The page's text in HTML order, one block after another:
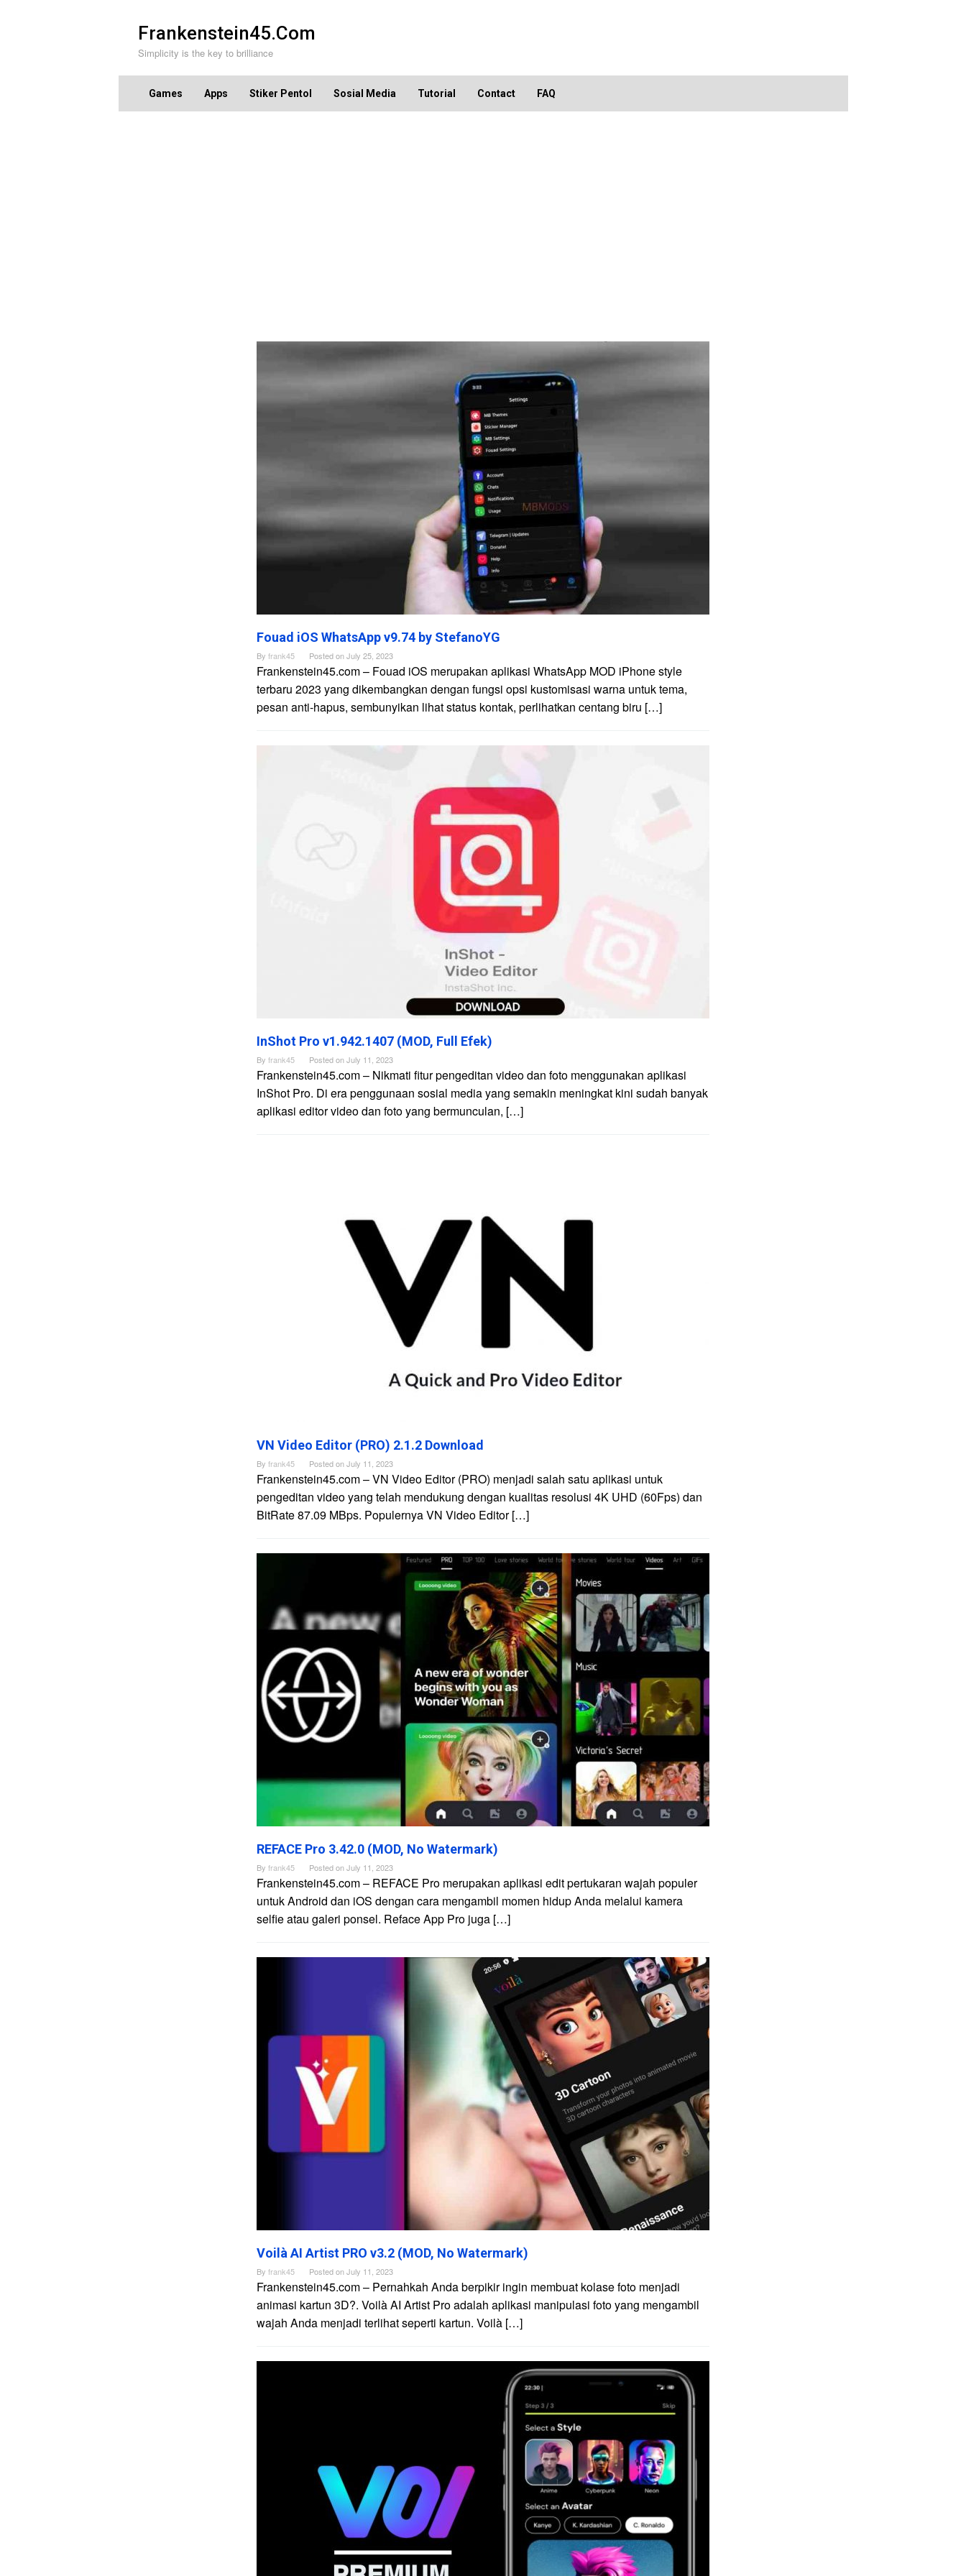
content
Frankenstein45.Com
Simplicity is the key to brilliance
Games Apps Stiker Pentol Sosial Media Tutorial Contact FAQ
Frankenstein45.Com
Fouad iOS WhatsApp v9.74 by StefanoYG
By frank45 Posted onJuly 25, 2023
Frankenstein45.com – Fouad iOS merupakan aplikasi WhatsApp MOD iPhone style
terbaru 2023 yang dikembangkan dengan fungsi opsi kustomisasi warna untuk tema,
pesan anti-hapus, sembunyikan lihat status kontak, perlihatkan centang biru […]
InShot Pro v1.942.1407 (MOD, Full Efek)
By frank45 Posted onJuly 11, 2023
Frankenstein45.com – Nikmati fitur pengeditan video dan foto menggunakan aplikasi
InShot Pro. Di era penggunaan sosial media yang semakin meningkat kini sudah banyak
aplikasi editor video dan foto yang bermunculan, […]
VN Video Editor (PRO) 2.1.2 Download
By frank45 Posted onJuly 11, 2023
Frankenstein45.com – VN Video Editor (PRO) menjadi salah satu aplikasi untuk
pengeditan video yang telah mendukung dengan kualitas resolusi 4K UHD (60Fps) dan
BitRate 87.09 MBps. Populernya VN Video Editor […]
REFACE Pro 3.42.0 (MOD, No Watermark)
By frank45 Posted onJuly 11, 2023
Frankenstein45.com – REFACE Pro merupakan aplikasi edit pertukaran wajah populer
untuk Android dan iOS dengan cara mengambil momen hidup Anda melalui kamera
selfie atau galeri ponsel. Reface App Pro juga […]
Voilà AI Artist PRO v3.2 (MOD, No Watermark)
By frank45 Posted onJuly 11, 2023
Frankenstein45.com – Pernahkah Anda berpikir ingin membuat kolase foto menjadi
animasi kartun 3D?. Voilà AI Artist Pro adalah aplikasi manipulasi foto yang mengambil
wajah Anda menjadi terlihat seperti kartun. Voilà […]